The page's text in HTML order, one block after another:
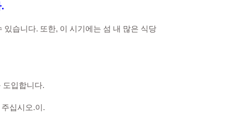
습니다. 또한, 이 시기에는 섬 내 많은 식당
도입합니다.
십시오.이.